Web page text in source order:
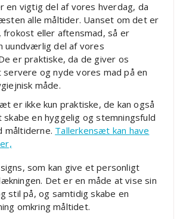
en vigtig del af vores hverdag, da
alle måltider. Uanset om det er
frokost eller aftensmad, så er
uundværlig del af vores
er praktiske, da de giver os
servere og nyde vores mad på en
måde.
er ikke kun praktiske, de kan også
en hyggelig og stemningsfuld
Tallerkensæt kan have
som kan give et personligt
Det er en måde at vise sin
stil på, og samtidig skabe en
omkring måltidet.